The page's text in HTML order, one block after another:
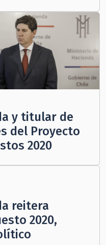
y titular de
del Proyecto
2020
reitera
2020,